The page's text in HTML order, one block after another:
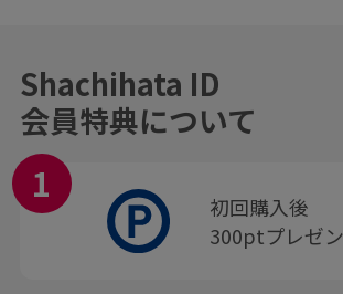
Shachihata ID
会員特典について
1
初回購入後
300ptプレゼ